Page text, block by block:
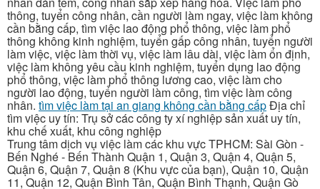
thông, tuyển công nhân, cần người làm ngay, việc làm không
cần bằng cấp, tìm việc lao động phổ thông, việc làm phổ
thông không kinh nghiệm, tuyển gấp công nhân, tuyển người
làm việc, việc làm thời vụ, việc làm lâu dài, việc làm ổn định,
việc làm không yêu cầu kinh nghiệm, tuyển dụng lao động
phổ thông, việc làm phổ thông lương cao, việc làm cho
người lao động, tuyển người làm công, tìm việc làm công
nhân. tìm việc làm tại an giang không cần bằng cấpĐịa chỉ
tìm việc uy tín: Trụ sở các công ty xí nghiệp sản xuất uy tín,
khu chế xuất, khu công nghiệp
Trung tâm dịch vụ việc làm các khu vực TPHCM: Sài Gòn -
Bến Nghé - Bến Thành Quận 1, Quận 3, Quận 4, Quận 5,
Quận 6, Quận 7, Quận 8 (Khu vực của bạn), Quận 10, Quận
11, Quận 12, Quận Bình Tân, Quận Bình Thạnh, Quận Gò